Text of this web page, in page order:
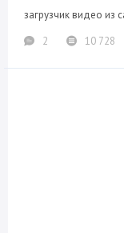
загрузчик видео из
2
10 728